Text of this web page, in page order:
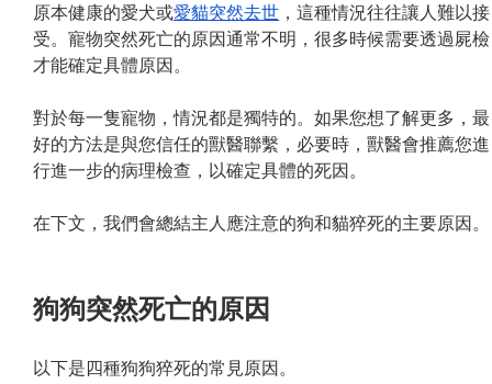
原本健康的愛犬或愛貓突然去世 ，這種情況往往讓人難以接
受。寵物突然死亡的原因通常不明，很多時候需要透過屍檢
才能確定具體原因。
對於每一隻寵物，情況都是獨特的。如果您想了解更多，最
好的方法是與您信任的獸醫聯繫，必要時，獸醫會推薦您進
行進一步的病理檢查，以確定具體的死因。
在下文，我們會總結主人應注意的狗和貓猝死的主要原因。
狗狗突然死亡的原因
以下是四種狗狗猝死的常見原因。